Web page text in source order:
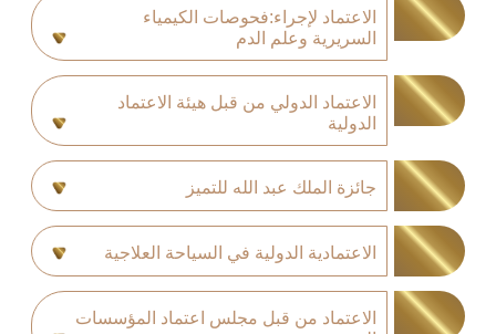
الاعتماد لإجراء:فحوصات الكيمياء
السريرية وعلم الدم
الاعتماد الدولي من قبل هيئة الاعتماد
الدولية
جائزة الملك عبد الله للتميز
الاعتمادية الدولية في السياحة العلاجية
الاعتماد من قبل مجلس اعتماد المؤسسات